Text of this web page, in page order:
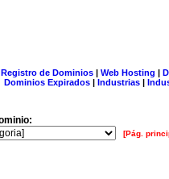
Registro de Dominios| Web Hosting |
Dominios Expirados | Industrias |
[Pág.